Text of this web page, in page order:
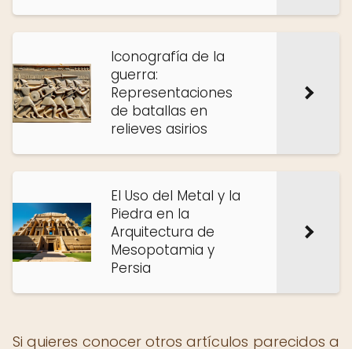
Iconografía de la
guerra:
Representaciones
de batallas en
relieves asirios
El Uso del Metal y la
Piedra en la
Arquitectura de
Mesopotamia y
Persia
Si quieres conocer otros artículos parecidos a